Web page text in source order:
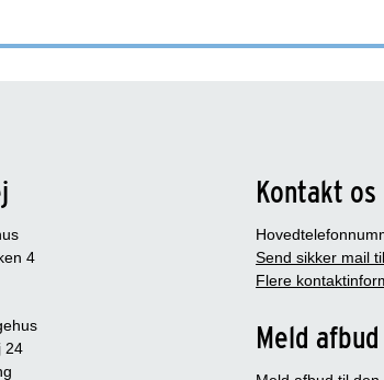
4
24
Kontakt os
Send sikker mail
Flere
Meld afbud